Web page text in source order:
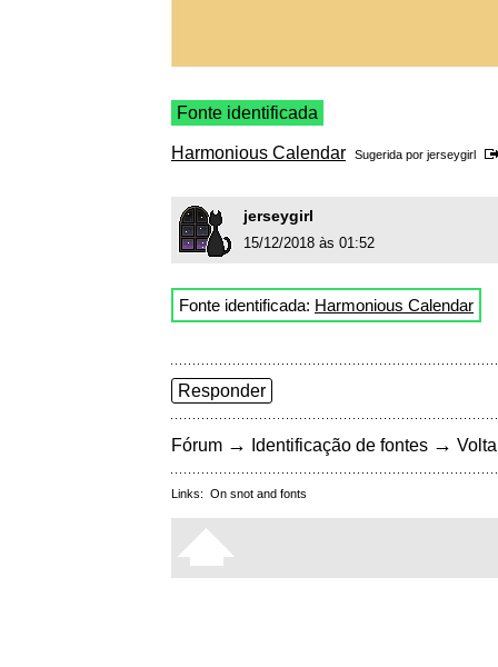
Fonte identificada
Harmonious Calendar Sugerida por jerseygirl
jerseygirl
15/12/2018 às 01:52
Fonte identificada: Harmonious Calendar
Responder
Fórum → Identificação de fontes →
Links: On snot and fonts